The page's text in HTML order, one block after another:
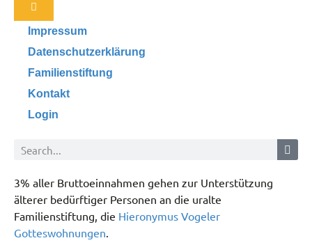
Impressum
Datenschutzerklärung
Familienstiftung
Kontakt
Login
3% aller Bruttoeinnahmen gehen zur Unterstützung
älterer bedürftiger Personen an die uralte
Familienstiftung, die Hieronymus Vogeler
Gotteswohnungen.